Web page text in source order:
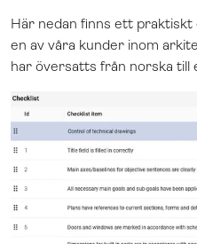
Här nedan finns ett praktiskt
en av våra kunder inom
har översatts från norska till